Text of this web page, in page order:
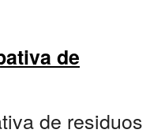
de
de residuos